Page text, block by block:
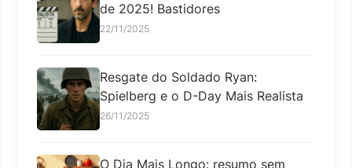
de 2025! Bastidores
22/11/2025
Resgate do Soldado Ryan:
Spielberg e o D-Day Mais Realista
26/11/2025
O Dia Mais Longo: resumo sem